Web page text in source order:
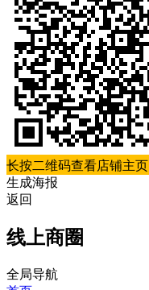
长按二维码查看店铺主页
生成海报
返回
线上商圈
全局导航